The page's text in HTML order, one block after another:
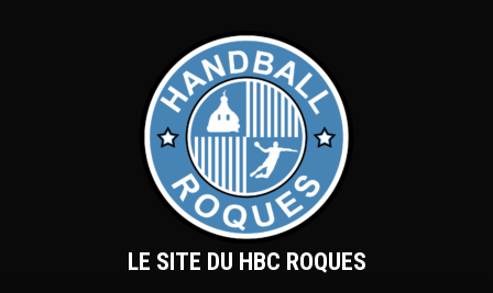
LE SITE DU HBC ROQUES